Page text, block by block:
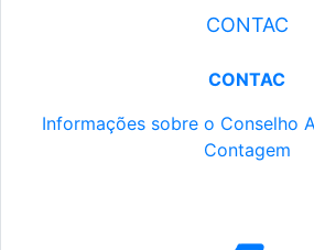
CONTAC
CONTAC
Informações sobre o Conselho
Contagem